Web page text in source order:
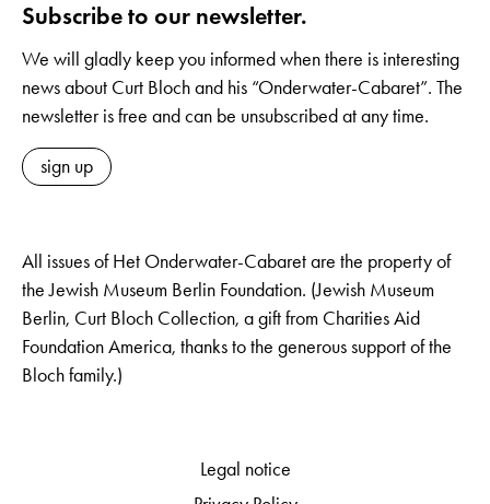
Subscribe to our newsletter.
We will gladly keep you informed when there is interesting
news about Curt Bloch and his “Onderwater-Cabaret”. The
newsletter is free and can be unsubscribed at any time.
sign up
All issues of Het Onderwater-Cabaret are the property of
the Jewish Museum Berlin Foundation. (Jewish Museum
Berlin, Curt Bloch Collection, a gift from Charities Aid
Foundation America, thanks to the generous support of the
Bloch family.)
Legal notice